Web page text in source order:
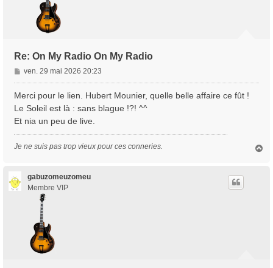
Re: On My Radio On My Radio
M
e
a
g
e
ven. 29 mai 2026 20:23
Merci pour le lien. Hubert Mounier, quelle belle affaire ce fût !
Le Soleil est là : sans blague !?! ^^
Et nia un peu de live.
Je ne suis pas trop vieux pour ces conneries.
gabuzomeuzomeu
Membre VIP